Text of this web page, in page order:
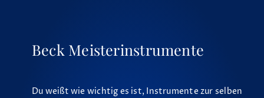
Beck Meisterinstrumente
Du weißt wie wichtig es ist, Instrumente zur selben